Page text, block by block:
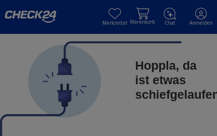
Merkzettel Warenkorb Chat Anmelden
Hoppla, da
ist etwas